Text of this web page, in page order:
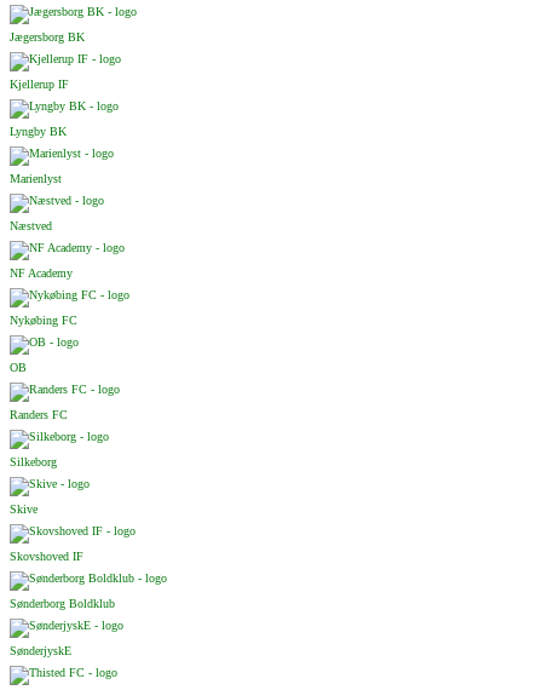
Jægersborg BK
Kjellerup IF
Lyngby BK
Marienlyst
Næstved
NF Academy
Nykøbing FC
OB
Randers FC
Silkeborg
Skive
Skovshoved IF
Sønderborg Boldklub
SønderjyskE